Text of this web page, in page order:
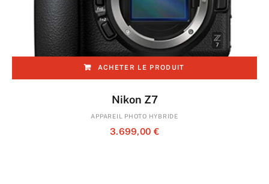
ACHETER LE PRODUIT
Nikon Z7
APPAREIL PHOTO HYBRIDE
3.699,00 €